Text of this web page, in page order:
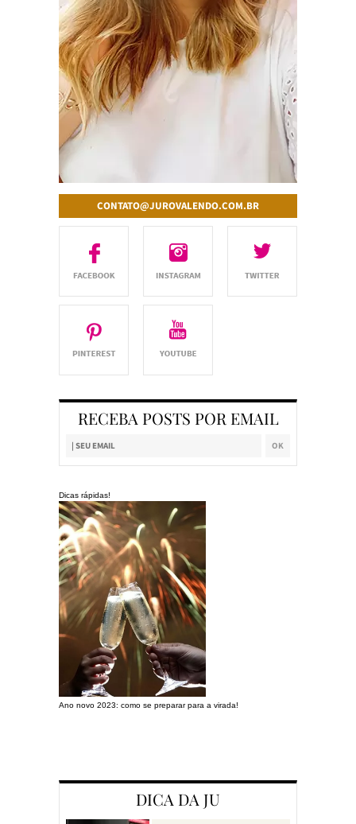
CONTATO@JUROVALENDO.COM.BR
RECEBA POSTS POR EMAIL
Dicas rápidas!
Ano novo 2023: como se preparar para a virada!
DICA DA JU